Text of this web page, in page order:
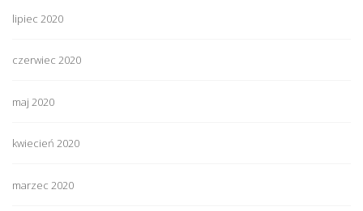
lipiec 2020
czerwiec 2020
maj 2020
kwiecień 2020
marzec 2020